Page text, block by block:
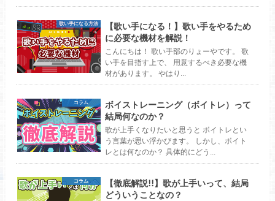
歌い手になる方法
【歌い手になる！】歌い手をやるため
に必要な機材を解説！
こんにちは！ 歌い手部のりょーやです。 歌
い手を目指す上で、 用意するべき必要な機
材があります。 やはり...
コラム
ボイストレーニング（ボイトレ）って
結局何なのか？
歌が上手くなりたいと思うと ボイトレとい
う言葉が思い浮かびます。 しかし、ボイト
レとは何なのか？ 具体的にどう...
コラム
【徹底解説!!】歌が上手いって、結局
どういうことなの？